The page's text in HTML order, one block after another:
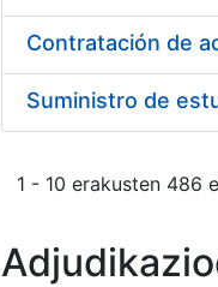
Suministro de
1 - 10 erakusten 486